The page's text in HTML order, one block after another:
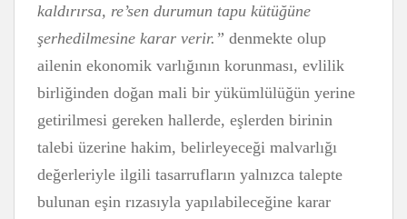
kaldırırsa, re’sen durumun tapu kütüğüne
şerhedilmesine karar verir.” denmekte olup
ailenin ekonomik varlığının korunması, evlilik
birliğinden doğan mali bir yükümlülüğün yerine
getirilmesi gereken hallerde, eşlerden birinin
talebi üzerine hakim, belirleyeceği malvarlığı
değerleriyle ilgili tasarrufların yalnızca talepte
bulunan eşin rızasıyla yapılabileceğine karar